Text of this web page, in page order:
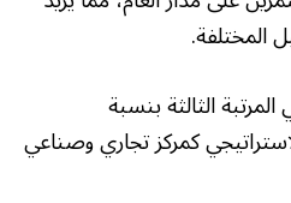
الثالثة بنسبة
كمركز تجاري وصناعي